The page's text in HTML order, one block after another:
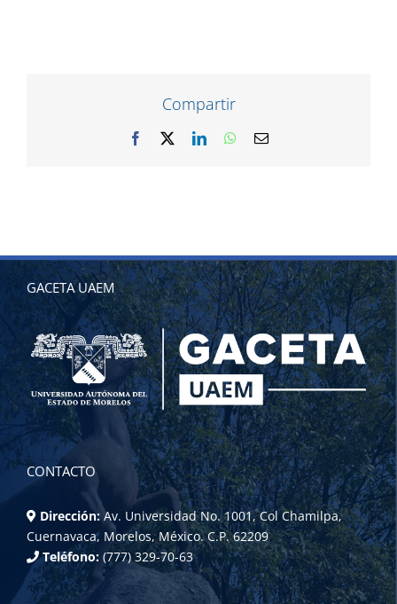
Compartir
Facebook LinkedInWhatsApp
Correo
GACETA UAEM
CONTACTO
Dirección: Av. Universidad No. 1001, Col Chamilpa,
Cuernavaca, Morelos, México. C.P. 62209
Teléfono: (777) 329-70-63